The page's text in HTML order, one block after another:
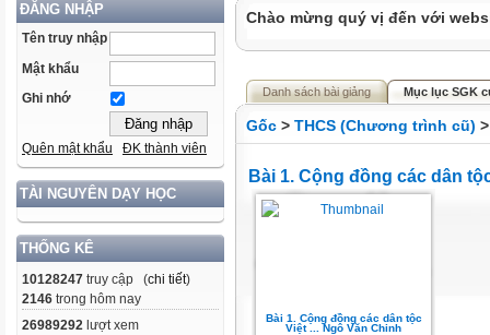
ĐĂNG NHẬP
Tên truy nhập
Mật khẩu
Ghi nhớ
Quên mật khẩu ĐK thành viên
TÀI NGUYÊN DẠY HỌC
THỐNG KÊ
10128247 truy cập (chi tiết)
2146 trong hôm nay
26989292 lượt xem
Chào mừng quý vị đến với
Danh sách bài giảng Mục lục SGK
Gốc > THCS (Chương trình cũ)
Bài 1. Cộng đồng các dân
Bài 1. Cộng đồng các dân tộc
Việt ... Ngô Văn Chinh